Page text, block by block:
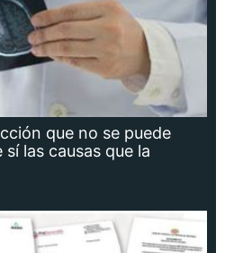
que no se puede
las causas que la